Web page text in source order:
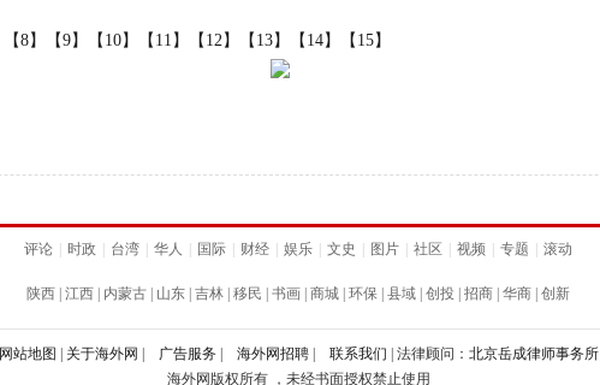
【8】 【9】 【10】 【11】 【12】 【13】 【14】 【15】
评论 时政 台湾 华人 国际 财经 娱乐 文史 图片 社区 视频 专题 滚动
陕西 江西 内蒙古 山东 吉林 移民 书画 商城 环保 县域 创投 招商 华商 创新
网站地图 关于海外网 广告服务| 海外网招聘| 联系我们 | 法律顾问： 北京岳成律师事务所
海外网版权所有 ，未经书面授权禁止使用